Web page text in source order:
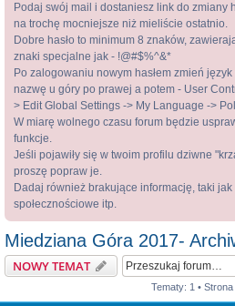
Podaj swój mail i dostaniesz link do zmiany
na trochę mocniejsze niż mieliście ostatnio.
Dobre hasło to minimum 8 znaków,
znaki specjalne jak - !@#$%^&*
Po zalogowaniu nowym hasłem zmień
nazwę u góry po prawej a potem - User
> Edit Global Settings -> My Language ->
W miarę wolnego czasu forum będzie
funkcje.
Jeśli pojawiły się w twoim profilu dziwne
proszę popraw je.
Dadaj również brakujące informację, taki jak
społecznościowe itp.
Miedziana Góra 2017-
NOWY TEMAT
Tematy: 1 • Strona